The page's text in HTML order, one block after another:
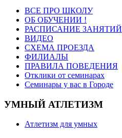
ВСЕ ПРО ШКОЛУ
ОБ ОБУЧЕНИИ !
РАСПИСАНИЕ ЗАНЯТИЙ
ВИДЕО
СХЕМА ПРОЕЗДА
ФИЛИАЛЫ
ПРАВИЛА ПОВЕДЕНИЯ
Отклики от семинарах
Семинары у вас в Городе
УМНЫЙ АТЛЕТИЗМ
Атлетизм для умных